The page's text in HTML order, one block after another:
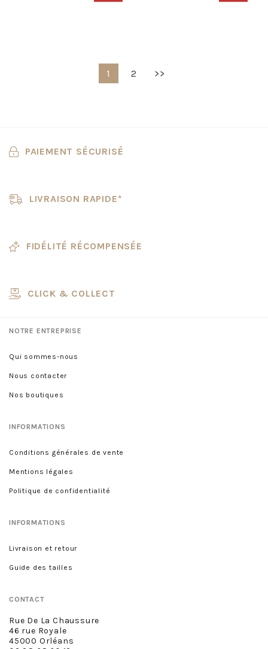
1 2 >>
PAIEMENT SÉCURISÉ
LIVRAISON RAPIDE*
FIDÉLITÉ RÉCOMPENSÉE
CLICK & COLLECT
NOTRE ENTREPRISE
Qui sommes-nous
Nous contacter
Nos boutiques
INFORMATIONS
Conditions générales de vente
Mentions légales
Politique de confidentialité
INFORMATIONS
Livraison et retour
Guide des tailles
CONTACT
Rue De La Chaussure
46 rue Royale
45000 Orléans